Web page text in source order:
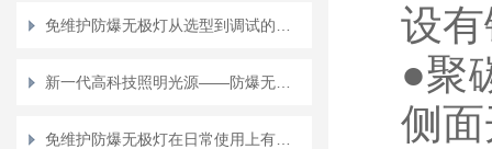
设
●聚
侧